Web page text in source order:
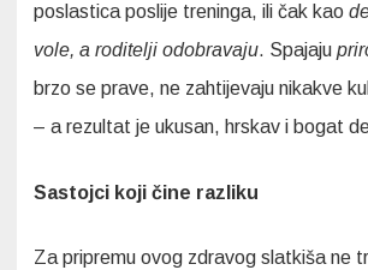
poslastica poslije treninga, ili čak kao
vole, a roditelji odobravaju. Spajaju
brzo se prave, ne zahtijevaju nikakve
– a rezultat je ukusan, hrskav i bogat
Sastojci koji čine razliku
Za pripremu ovog zdravog slatkiša ne